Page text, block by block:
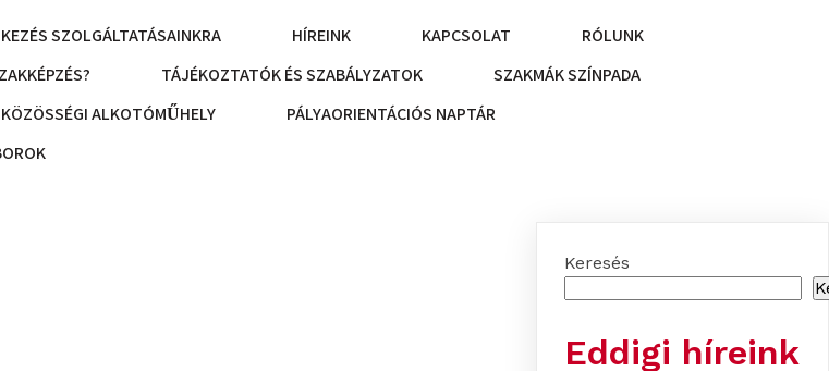
SZOLGÁLTATÁSAINKRA HÍREINK KAPCSOLAT
RÓLUNK
TÁJÉKOZTATÓK ÉS SZABÁLYZATOK
SZAKMÁK SZÍNPADA
ALKOTÓMŰHELY
PÁLYAORIENTÁCIÓS NAPTÁR
Keresés
Eddigi híreink